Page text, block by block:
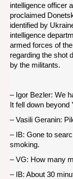
intelligence officer
proclaimed
identified by
intelligence
armed forces of
regarding the shot
by the militants.
– Igor Bezler: We
It fell down beyond
– Vasili Geranin:
– IB: Gone to
smoking.
– VG: How many
– IB: About 30